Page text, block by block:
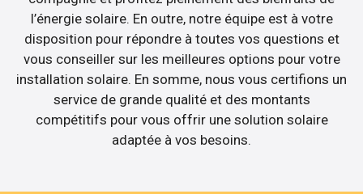
l’énergie solaire. En outre, notre équipe est à votre
disposition pour répondre à toutes vos questions et
vous conseiller sur les meilleures options pour votre
installation solaire. En somme, nous vous certifions un
service de grande qualité et des montants
compétitifs pour vous offrir une solution solaire
adaptée à vos besoins.